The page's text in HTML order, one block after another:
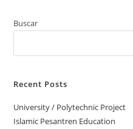
Buscar
Recent Posts
University / Polytechnic Project
Islamic Pesantren Education